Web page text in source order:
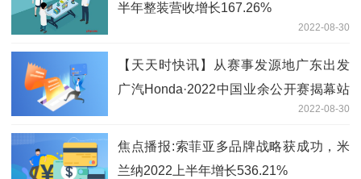
半年整装营收增长167.26%
2022-08-30
【天天时快讯】从赛事发源地广东出发
广汽Honda·2022中国业余公开赛揭幕站
2022-08-30
焦点播报:索菲亚多品牌战略获成功，米
兰纳2022上半年增长536.21%